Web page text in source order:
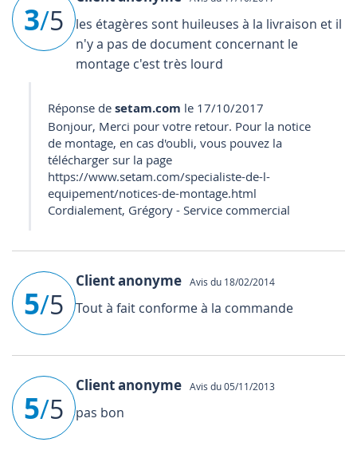
3/5
les étagères sont huileuses à la livraison et il
n'y a pas de document concernant le
montage c'est très lourd
Réponse de setam.com le 17/10/2017
Bonjour, Merci pour votre retour. Pour la notice
de montage, en cas d'oubli, vous pouvez la
télécharger sur la page
https://www.setam.com/specialiste-de-l-
equipement/notices-de-montage.html
Cordialement, Grégory - Service commercial
5/5
Client anonyme Avis du 18/02/2014
Tout à fait conforme à la commande
5/5
Client anonyme Avis du 05/11/2013
pas bon